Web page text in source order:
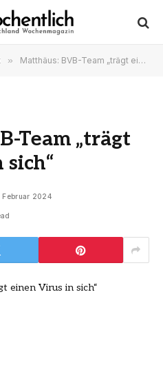
» Matthäus: BVB-Team „trägt einen Virus in sich“
Team „trägt
Februar 2024